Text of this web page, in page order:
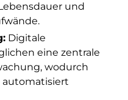
und
Digitale
eine zentrale
wodurch
automatisiert